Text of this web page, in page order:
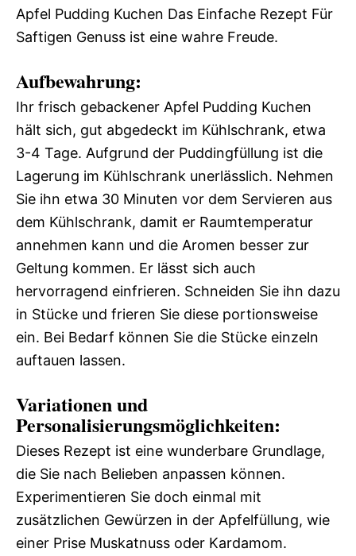
Apfel Pudding Kuchen Das Einfache Rezept Für
Saftigen Genuss ist eine wahre Freude.
Aufbewahrung:
Ihr frisch gebackener Apfel Pudding Kuchen
hält sich, gut abgedeckt im Kühlschrank, etwa
3-4 Tage. Aufgrund der Puddingfüllung ist die
Lagerung im Kühlschrank unerlässlich. Nehmen
Sie ihn etwa 30 Minuten vor dem Servieren aus
dem Kühlschrank, damit er Raumtemperatur
annehmen kann und die Aromen besser zur
Geltung kommen. Er lässt sich auch
hervorragend einfrieren. Schneiden Sie ihn dazu
in Stücke und frieren Sie diese portionsweise
ein. Bei Bedarf können Sie die Stücke einzeln
auftauen lassen.
Variationen und
Personalisierungsmöglichkeiten:
Dieses Rezept ist eine wunderbare Grundlage,
die Sie nach Belieben anpassen können.
Experimentieren Sie doch einmal mit
zusätzlichen Gewürzen in der Apfelfüllung, wie
einer Prise Muskatnuss oder Kardamom.